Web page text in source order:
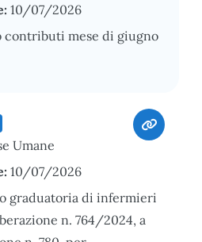
10/07/2026
contributi mese di giugno
Umane
10/07/2026
graduatoria di infermieri
n. 764/2024, a